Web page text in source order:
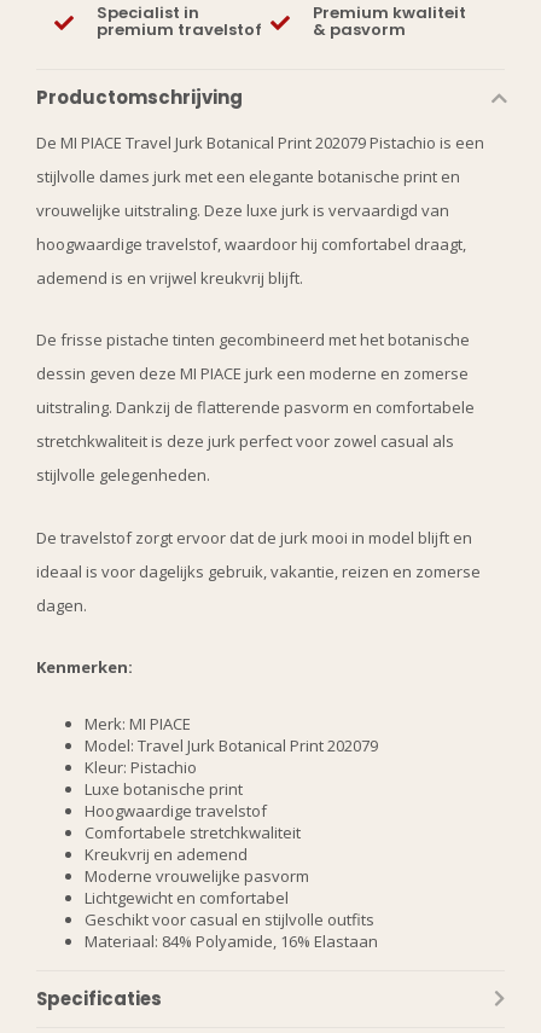
Specialist in
premium travelstof
Premium kwaliteit
& pasvorm
Productomschrijving
De MI PIACE Travel Jurk Botanical Print 202079 Pistachio is een
stijlvolle dames jurk met een elegante botanische print en
vrouwelijke uitstraling. Deze luxe jurk is vervaardigd van
hoogwaardige travelstof, waardoor hij comfortabel draagt,
ademend is en vrijwel kreukvrij blijft.
De frisse pistache tinten gecombineerd met het botanische
dessin geven deze MI PIACE jurk een moderne en zomerse
uitstraling. Dankzij de flatterende pasvorm en comfortabele
stretchkwaliteit is deze jurk perfect voor zowel casual als
stijlvolle gelegenheden.
De travelstof zorgt ervoor dat de jurk mooi in model blijft en
ideaal is voor dagelijks gebruik, vakantie, reizen en zomerse
dagen.
Kenmerken:
Merk: MI PIACE
Model: Travel Jurk Botanical Print 202079
Kleur: Pistachio
Luxe botanische print
Hoogwaardige travelstof
Comfortabele stretchkwaliteit
Kreukvrij en ademend
Moderne vrouwelijke pasvorm
Lichtgewicht en comfortabel
Geschikt voor casual en stijlvolle outfits
Materiaal: 84% Polyamide, 16% Elastaan
Specificaties